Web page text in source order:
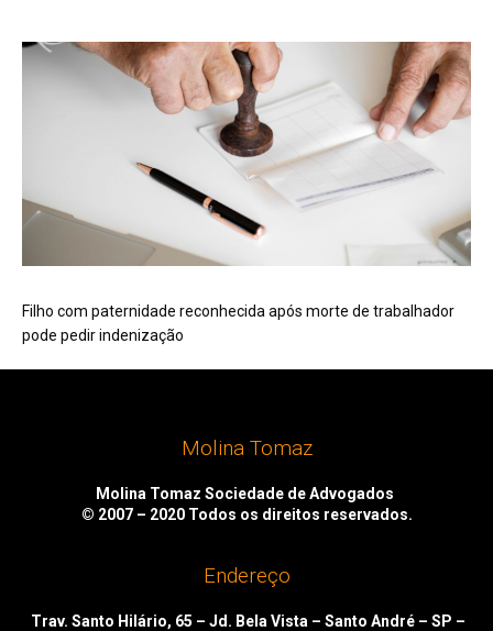
Filho com paternidade reconhecida após morte de trabalhador
pode pedir indenização
Molina Tomaz
Molina Tomaz Sociedade de Advogados
© 2007 – 2020 Todos os direitos reservados.
Endereço
Trav. Santo Hilário, 65 – Jd. Bela Vista – Santo André – SP –